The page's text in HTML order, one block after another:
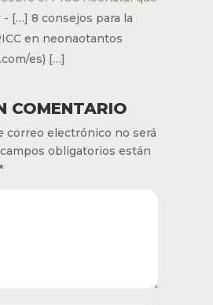
- […] 8 consejos para la
en neonaotantos
es) […]
COMENTARIO
correo electrónico no será
obligatorios están
*